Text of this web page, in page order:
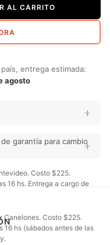
AL CARRITO
entrega estimada:
agosto
garantía para cambio
Costo $225.
16 hs. Entrega a cargo de
Costo $225.
16 hs (sábados antes de las